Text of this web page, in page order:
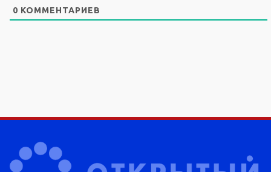
0 КОММЕНТАРИЕВ